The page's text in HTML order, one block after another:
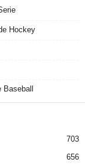
Hockey
Baseball
703
656